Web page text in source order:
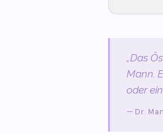
„Das
Mann.
oder
— Dr.